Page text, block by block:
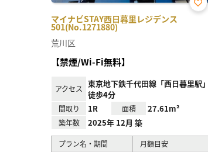
マイナビSTAY西日暮里レジデンス
501(No.1271880)
お気
荒川区
【禁煙/Wi-Fi無料】
アクセス
東京地下鉄千代田線「西日暮里駅」
徒歩4分
間取り 1R 面積 27.61m²
築年数 2025年 12月 築
プラン名・期間
月額目安